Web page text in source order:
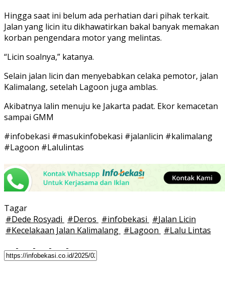
Hingga saat ini belum ada perhatian dari pihak terkait.
Jalan yang licin itu dikhawatirkan bakal banyak memakan
korban pengendara motor yang melintas.
“Licin soalnya,” katanya.
Selain jalan licin dan menyebabkan celaka pemotor, jalan
Kalimalang, setelah Lagoon juga amblas.
Akibatnya lalin menuju ke Jakarta padat. Ekor kemacetan
sampai GMM
#infobekasi #masukinfobekasi #jalanlicin #kalimalang
#Lagoon #Lalulintas
Tagar
#Dede Rosyadi #Deros #infobekasi #Jalan Licin
#Kecelakaan Jalan Kalimalang #Lagoon #Lalu Lintas